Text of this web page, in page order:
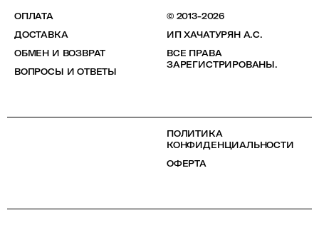
ОПЛАТА
ДОСТАВКА
ОБМЕН И ВОЗВРАТ
ВОПРОСЫ И ОТВЕТЫ
© 2013-2026
ИП ХАЧАТУРЯН А.С.
ВСЕ ПРАВА
ЗАРЕГИСТРИРОВАНЫ.
ПОЛИТИКА
КОНФИДЕНЦИАЛЬНОСТИ
ОФЕРТА